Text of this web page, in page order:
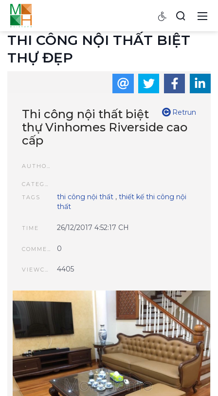
THI CÔNG NỘI THẤT BIỆT
THỰ ĐẸP
Retrun
Thi công nội thất biệt
thự Vinhomes Riverside cao
cấp
TAGS
thi công nội thất, thiết kế thi công nội
thất
TIME 26/12/2017 4:52:17 CH
0
VIEWCOUNT 4405